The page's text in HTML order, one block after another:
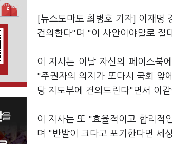
[뉴스토마토 최병호 기자] 이재명
건의한다"며 "이 사안이야말로 절
이 지사는 이날 자신의 페이스북
"주권자의 의지가 또다시 국회 앞
당 지도부에 건의드린다"면서 이같
이 지사는 또 "효율적이고 합리적
며 "반발이 크다고 포기한다면 세